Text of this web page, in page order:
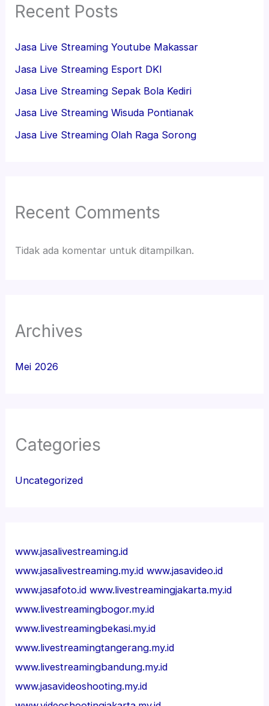
Recent Posts
Jasa Live Streaming Youtube Makassar
Jasa Live Streaming Esport DKI
Jasa Live Streaming Sepak Bola Kediri
Jasa Live Streaming Wisuda Pontianak
Jasa Live Streaming Olah Raga Sorong
Recent Comments
Tidak ada komentar untuk ditampilkan.
Archives
Mei 2026
Categories
Uncategorized
www.jasalivestreaming.id
www.jasalivestreaming.my.id www.jasavideo.id
www.jasafoto.id www.livestreamingjakarta.my.id
www.livestreamingbogor.my.id
www.livestreamingbekasi.my.id
www.livestreamingtangerang.my.id
www.livestreamingbandung.my.id
www.jasavideoshooting.my.id